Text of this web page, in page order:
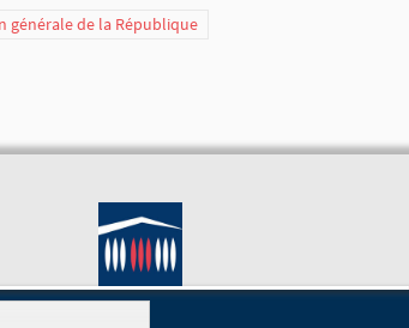
générale de la République